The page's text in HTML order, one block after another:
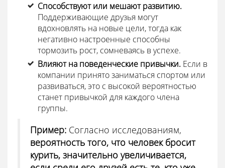
Способствуют или мешают развитию.
Поддерживающие друзья могут
вдохновлять на новые цели, тогда как
негативно настроенные способны
тормозить рост, сомневаясь в успехе.
Влияют на поведенческие привычки. Если в
компании принято заниматься спортом или
развиваться, это с высокой вероятностью
станет привычкой для каждого члена
группы.
Пример: Согласно исследованиям,
вероятность того, что человек бросит
курить, значительно увеличивается,